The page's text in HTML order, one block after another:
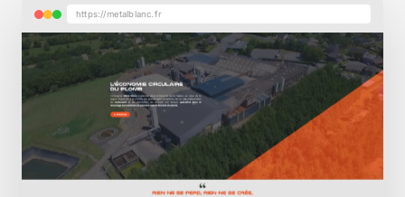
https://metalblanc.fr